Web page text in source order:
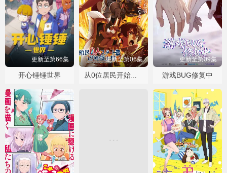
更新至第66集
开心锤锤世界
更新至第06集
从0位居民开始的边境领主大人
更新至第09集
游戏BUG修复中